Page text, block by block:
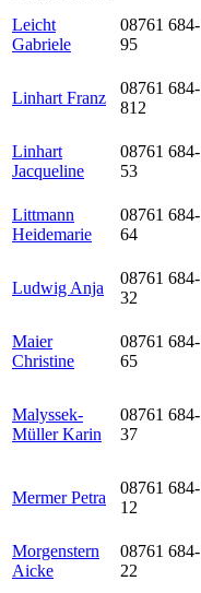
Leicht
Gabriele
08761 684-
95
Linhart Franz
08761 684-
812
Linhart
Jacqueline
08761 684-
53
Littmann
Heidemarie
08761 684-
64
Ludwig Anja
08761 684-
32
Maier
Christine
08761 684-
65
Malyssek-
Müller Karin
08761 684-
37
Mermer Petra
08761 684-
12
Morgenstern
Aicke
08761 684-
22